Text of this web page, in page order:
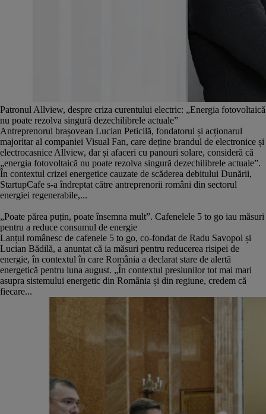
Patronul Allview, despre criza curentului electric: „Energia fotovoltaică
nu poate rezolva singură dezechilibrele actuale”
Antreprenorul brașovean Lucian Peticilă, fondatorul și acționarul
majoritar al companiei Visual Fan, care deține brandul de electronice și
electrocasnice Allview, dar și afaceri cu panouri solare, consideră că
„energia fotovoltaică nu poate rezolva singură dezechilibrele actuale”.
În contextul crizei energetice cauzate de scăderea debitului Dunării,
StartupCafe s-a îndreptat către antreprenorii români din sectorul
energiei regenerabile,...
„Poate părea puțin, poate însemna mult”. Cafenelele 5 to go iau măsuri
pentru a reduce consumul de energie
Lanțul românesc de cafenele 5 to go, co-fondat de Radu Savopol și
Lucian Bădilă, a anunțat că ia măsuri pentru reducerea risipei de
energie, în contextul în care România a declarat stare de alertă
energetică pentru luna august. „În contextul presiunilor tot mai mari
asupra sistemului energetic din România și din regiune, credem că
fiecare...